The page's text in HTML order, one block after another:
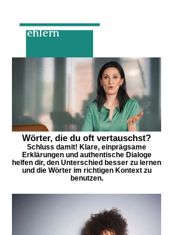
Fehlern
Wörter, die du oft vertauschst?
Schluss damit! Klare, einprägsame
Erklärungen und authentische Dialoge
helfen dir, den Unterschied besser zu lernen
und die Wörter im richtigen Kontext zu
benutzen.